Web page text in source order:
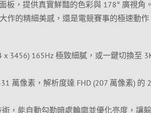
板，提供真實鮮豔的色彩與 178° 廣視角
作的精細美感，還是電競賽事的極速動
x 3456) 165Hz 極致細膩，或一鍵切換至
萬像素，解析度達 FHD (207 萬像素) 的
，能自動勾勒暗處輪廓並優化亮度，讓